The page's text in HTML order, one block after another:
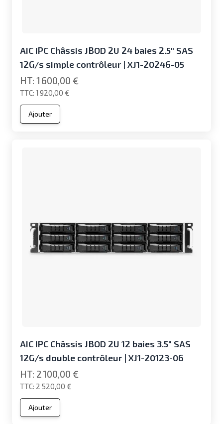
AIC IPC Châssis JBOD 2U 24 baies 2.5" SAS
12G/s simple contrôleur | XJ1-20246-05
1 920,00 €
1 600,00 €
Ajouter
AIC IPC Châssis JBOD 2U 12 baies 3.5" SAS
12G/s double contrôleur | XJ1-20123-06
2 520,00 €
2 100,00 €
Ajouter